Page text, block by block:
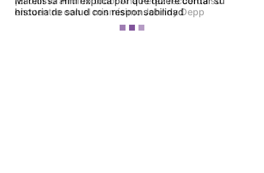
encuentro con el mismísimo Johnny Depp